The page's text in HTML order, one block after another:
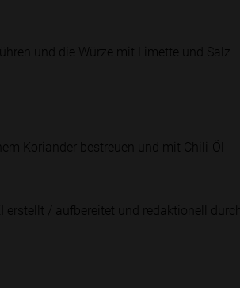
und die Würze mit Limette und Salz
Koriander bestreuen und mit Chili-Öl
/ aufbereitet und redaktionell durch